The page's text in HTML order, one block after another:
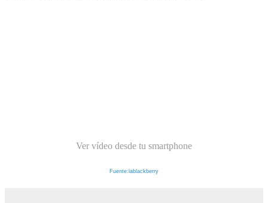
Ver vídeo desde tu smartphone
Fuente:lablackberry